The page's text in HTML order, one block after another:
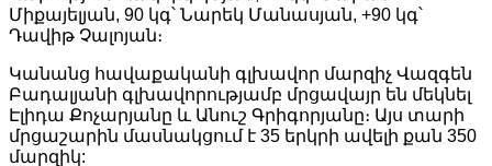
Միքայելյան, 90 կգ՝ Նարեկ Մանասյան, +90 կգ՝
Դավիթ Չալոյան։
Կանանց հավաքականի գլխավոր մարզիչ Վազգեն
Բադալյանի գլխավորությամբ մրցավայր են մեկնել
Էլիդա Քոչարյանը և Անուշ Գրիգորյանը։ Այս տարի
մրցաշարին մասնակցում է 35 երկրի ավելի քան 350
մարզիկ: